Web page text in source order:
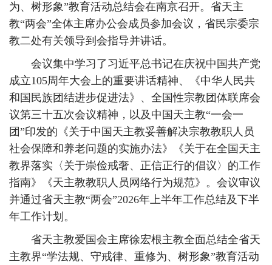
为、树形象”教育活动总结会在南京召开。省天主
教“两会”全体主席办公会成员参加会议，省民宗委宗
教二处有关领导到会指导并讲话。
会议集中学习了习近平总书记在庆祝中国共产党
成立105周年大会上的重要讲话精神、《中华人民共
和国民族团结进步促进法》、全国性宗教团体联席会
议第三十五次会议精神，以及中国天主教“一会一
团”印发的《关于中国天主教妥善解决宗教教职人员
社会保障和养老问题的实施办法》《关于在全国天主
教界落实〈关于崇俭戒奢、正信正行的倡议〉的工作
指南》《天主教教职人员网络行为规范》。会议审议
并通过省天主教“两会”2026年上半年工作总结及下半
年工作计划。
省天主教爱国会主席徐宏根主教全面总结全省天
主教界“学法规、守戒律、重修为、树形象”教育活动